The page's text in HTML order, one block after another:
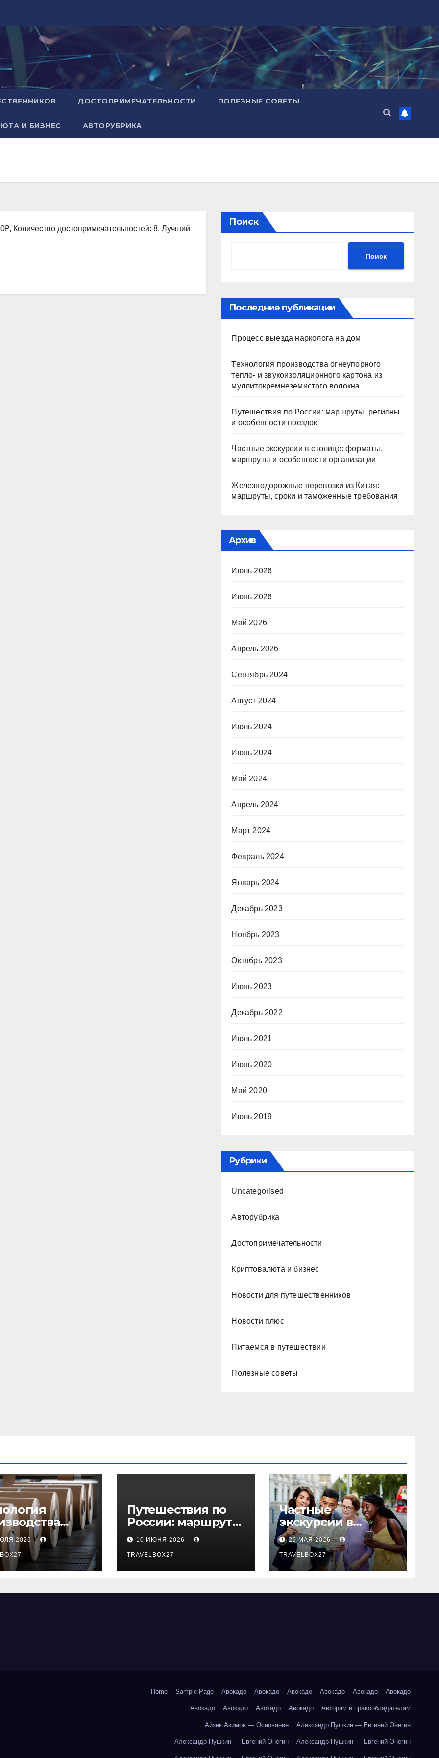
ДОСТОПРИМЕЧАТЕЛЬНОСТИ ПОЛЕЗНЫЕ СОВЕТЫ
И БИЗНЕС АВТОРУБРИКА
Количество достопримечательностей: 8, Лучший
Поиск
Поиск
Последние публикации
Процесс выезда нарколога на дом
Технология производства огнеупорного
тепло- и звукоизоляционного картона из
муллитокремнеземистого волокна
Путешествия по России: маршруты, регионы
и особенности поездок
Частные экскурсии в столице: форматы,
маршруты и особенности организации
Железнодорожные перевозки из Китая:
маршруты, сроки и таможенные требования
Архив
Июль 2026
Июнь 2026
Май 2026
Апрель 2026
Сентябрь 2024
Август 2024
Июль 2024
Июнь 2024
Май 2024
Апрель 2024
Март 2024
Февраль 2024
Январь 2024
Декабрь 2023
Ноябрь 2023
Октябрь 2023
Июнь 2023
Декабрь 2022
Июль 2021
Июнь 2020
Май 2020
Июль 2019
Рубрики
Uncategorised
Авторубрика
Достопримечательности
Криптовалюта и бизнес
Новости для путешественников
Новости плюс
Питаемся в путешествии
Полезные советы
и
из
волокна
2026
Путешествия по
России: маршруты,
регионы и
особенности
поездок
10 ИЮНЯ 2026
TRAVELBOX27_
Частные
экскурсии в
столице: форматы,
маршруты и
особенности
организации
26 МАЯ 2026
TRAVELBOX27_
Home Sample Page Авокадо Авокадо Авокадо Авокадо Авокадо Авокадо
Авокадо Авокадо Авокадо Авокадо Авторам и правообладателям
Айзек Азимов — Основание Александр Пушкин — Евгений Онегин
Александр Пушкин — Евгений Онегин Александр Пушкин — Евгений Онегин